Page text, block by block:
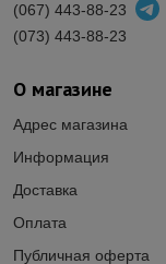
О магазине
Адрес магазина
Информация
Доставка
Оплата
Публичная оферта
(067) 443-88-23
(073) 443-88-23